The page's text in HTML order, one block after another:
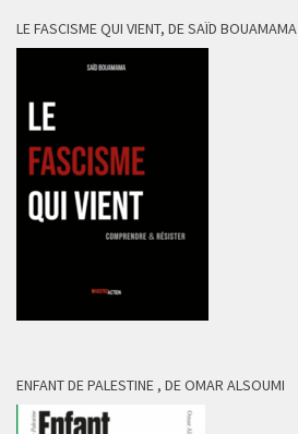
LE FASCISME QUI VIENT, DE SAÏD BOUAMAMA
ENFANT DE PALESTINE , DE OMAR ALSOUMI